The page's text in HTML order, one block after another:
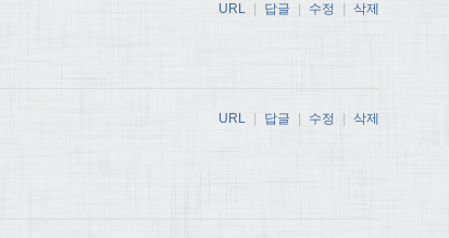
URL 답글 수정 삭제
URL 답글 수정 삭제